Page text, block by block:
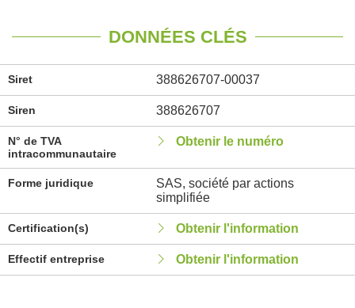
DONNÉES CLÉS
Siret 388626707-00037
Siren 388626707
N° de TVA
intracommunautaire
Obtenir le numéro
Forme juridique
SAS, société par actions
simplifiée
Certification(s) Obtenir l'information
Effectif entreprise Obtenir l'information